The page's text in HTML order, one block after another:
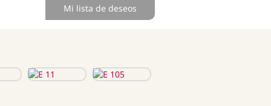
Mi lista de deseos